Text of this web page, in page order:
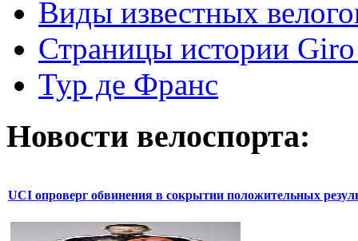
Виды известных
Страницы истории
Тур де Франс
Новости велоспорта:
UCI опроверг обвинения в сокрытии положительных